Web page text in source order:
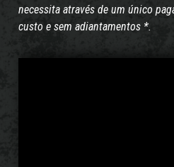
necessita através de um único
custo e sem adiantamentos *.